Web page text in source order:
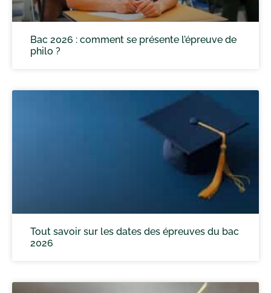
Bac 2026 : comment se présente l’épreuve de
philo ?
Tout savoir sur les dates des épreuves du bac
2026